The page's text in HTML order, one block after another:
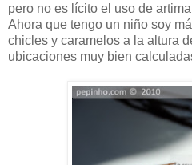
pero no es lícito el uso de
Ahora que tengo un niño soy
chicles y caramelos a la altura
ubicaciones muy bien